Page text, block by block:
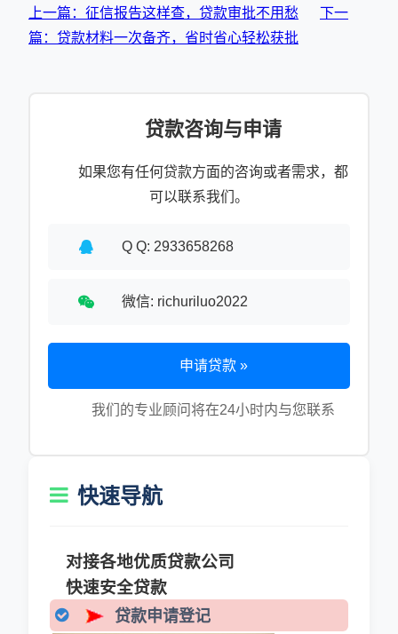
上一篇：征信报告这样查，贷款审批不用愁
下一
篇：贷款材料一次备齐，省时省心轻松获批
贷款咨询与申请
如果您有任何贷款方面的咨询或者需求，都
可以联系我们。
Q Q: 2933658268
微信: richuriluo2022
申请贷款 »
我们的专业顾问将在24小时内与您联系
快速导航
对接各地优质贷款公司
快速安全贷款
贷款申请登记